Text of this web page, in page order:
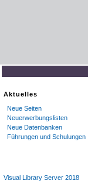
Aktuelles
Neue Seiten
Neuerwerbungslisten
Neue Datenbanken
Führungen und Schulungen
Visual Library Server 2018